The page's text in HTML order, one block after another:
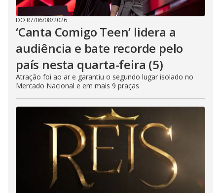
DO R7/06/08/2026
‘Canta Comigo Teen’ lidera a
audiência e bate recorde pelo
país nesta quarta-feira (5)
Atração foi ao ar e garantiu o segundo lugar isolado no
Mercado Nacional e em mais 9 praças